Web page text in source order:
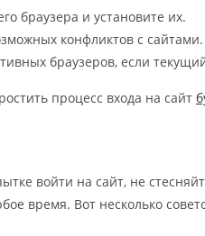
браузера и установите их.
конфликтов с сайтами.
браузеров, если
процесс входа на сайт
войти на сайт, не
время. Вот несколько